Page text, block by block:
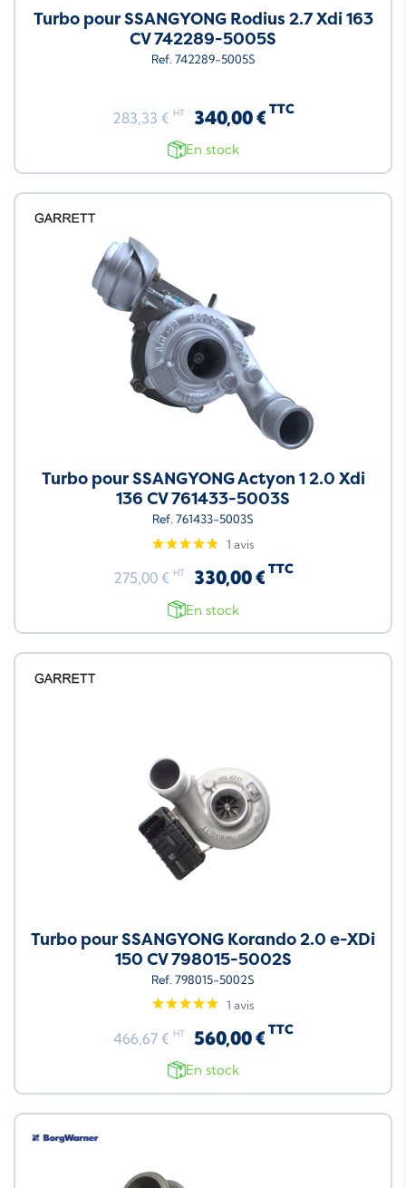
Turbo pour SSANGYONG Rodius 2.7 Xdi 163
CV 742289-5005S
Ref. 742289-5005S
283,33 € HT 340,00 € TTC
En stock
Turbo pour SSANGYONG Actyon 1 2.0 Xdi
136 CV 761433-5003S
Ref. 761433-5003S
1 avis
275,00 € HT 330,00 € TTC
En stock
Turbo pour SSANGYONG Korando 2.0 e-XDi
150 CV 798015-5002S
Ref. 798015-5002S
1 avis
466,67 € HT 560,00 € TTC
En stock